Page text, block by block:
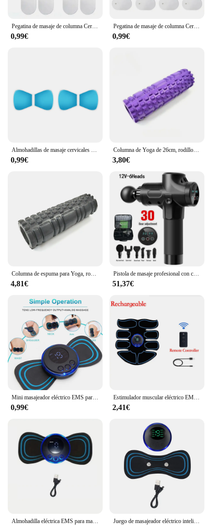
Pegatina de masaje de columna Cervical, versión de Carga, masajeador de cuello, relajación, alivio de la fatiga, masajeador de cabeza, fácil de llevar
0,99€
Pegatina de masaje de columna Cervical, versión de carga, masaje de cuello, alivio de relajación, masajeador de fatiga, masajeador de cabeza fácil de llevar
0,99€
0,99€
Columna de Yoga de 26cm, rodillo de espuma para gimnasio, Fitness, Pilates, ejercicio, rodillo de masaje de espalda, ladrillo de Yoga, equipo de Fitness para el hogar
3,80€
4,81€
Pistola de masaje profesional con cabeza caliente y fría, percusión eléctrica, Fascia, relajación muscular de tejido, alivio del dolor, moldeador de Fitness
51,37€
0,99€
Estimulador muscular eléctrico EMS con control remoto, inalámbrico, inteligente, Fitness, entrenamiento Abdominal, masajeador de ABS, moldeador de adelgazamiento corporal
2,41€
Juego de masajeador eléctrico inteligente para cuello, parche Cervical, 8 modos, 19 niveles de intensidad, herramientas de masaje portátiles para uso doméstico para aliviar la fatiga